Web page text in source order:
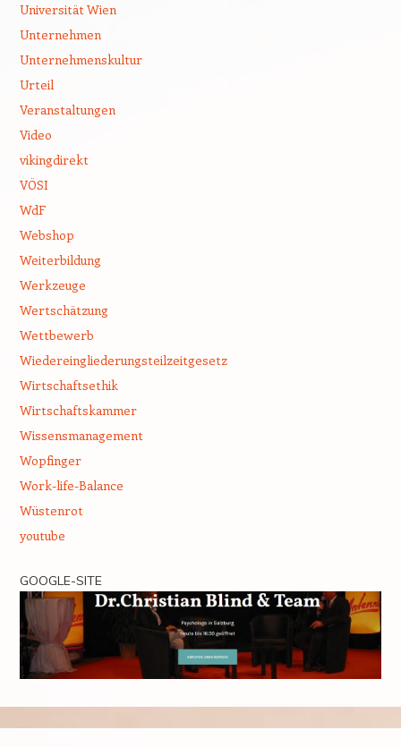
Universität Wien
Unternehmen
Unternehmenskultur
Urteil
Veranstaltungen
Video
vikingdirekt
VÖSI
WdF
Webshop
Weiterbildung
Werkzeuge
Wertschätzung
Wettbewerb
Wiedereingliederungsteilzeitgesetz
Wirtschaftsethik
Wirtschaftskammer
Wissensmanagement
Wopfinger
Work-life-Balance
Wüstenrot
youtube
GOOGLE-SITE